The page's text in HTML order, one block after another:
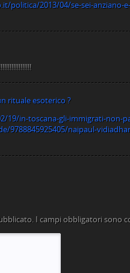
politica/2013/04/se-sei-anziano-
rituale esoterico ?
19/in-toscana-gli-immigrati-non-
9788845925405/naipaul-
I campi obbligatori sono